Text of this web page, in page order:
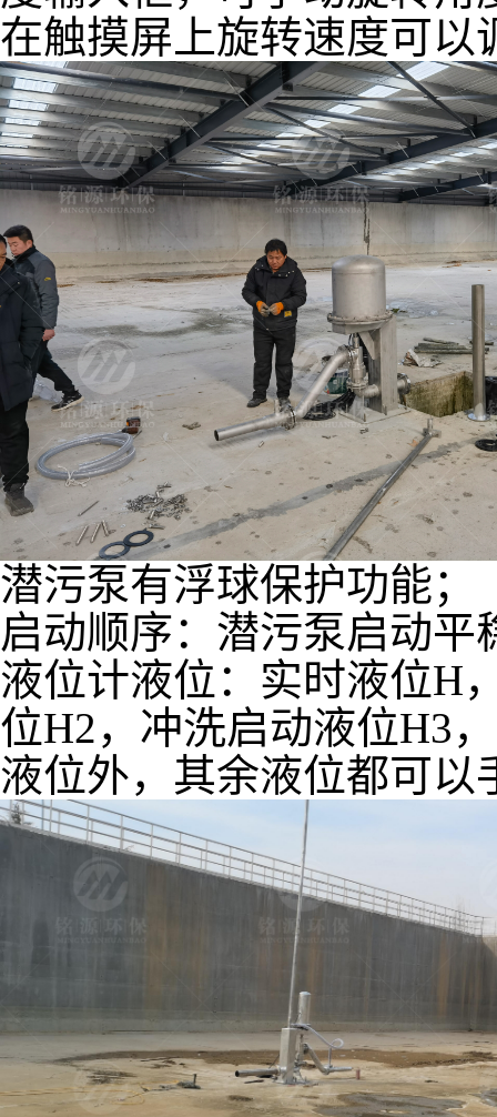
在触摸屏上旋转速度可以
潜污泵有浮球保护功能；
启动顺序：潜污泵启动
液位计液位：实时液位H
位H2，冲洗启动液位H3
液位外，其余液位都可